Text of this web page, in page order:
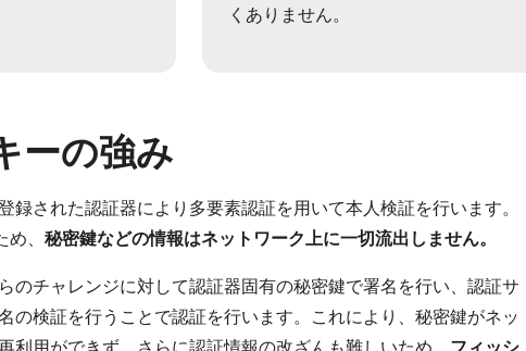
くありません。
ーの強み
された認証器により多要素認証を用いて本人検証を行います。
、 秘密鍵などの情報はネットワーク上に一切流出しません。
チャレンジに対して認証器固有の秘密鍵で署名を行い、認証サ
検証を行うことで認証を行います。これにより、秘密鍵がネッ